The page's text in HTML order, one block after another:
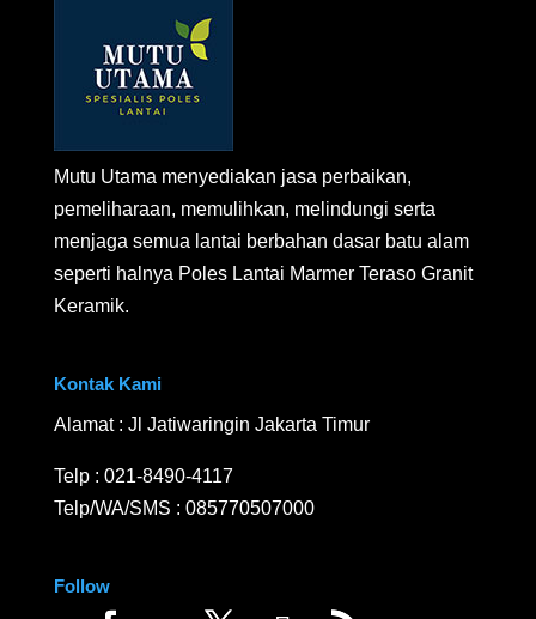
Mutu Utama menyediakan jasa perbaikan,
pemeliharaan, memulihkan, melindungi serta
menjaga semua lantai berbahan dasar batu alam
seperti halnya Poles Lantai Marmer Teraso Granit
Keramik.
Kontak Kami
Alamat : Jl Jatiwaringin Jakarta Timur
Telp : 021-8490-4117
Telp/WA/SMS : 085770507000
Follow